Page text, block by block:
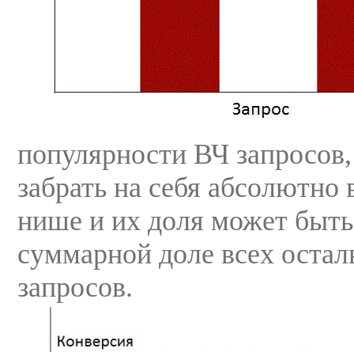
популярности ВЧ
забрать на себя абсолютно
нише и их доля может
суммарной доле всех
запросов.